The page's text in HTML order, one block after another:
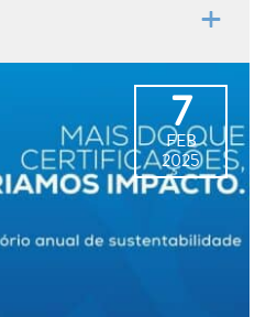
7
FEB
2025